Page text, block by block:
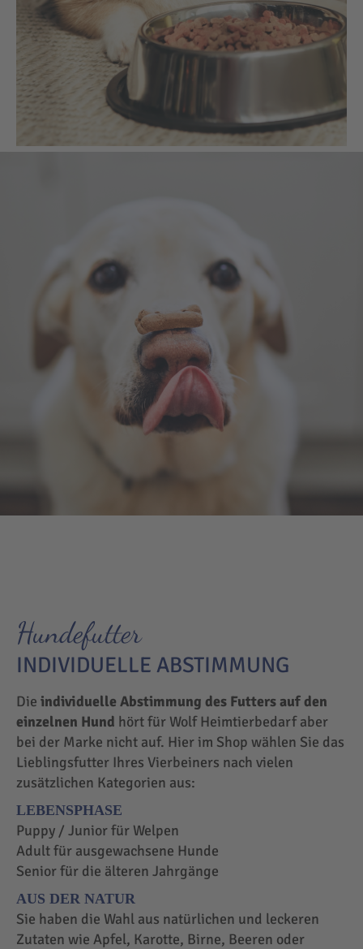
Hundefutter
INDIVIDUELLE ABSTIMMUNG
Die individuelle Abstimmung des Futters auf den
einzelnen Hund hört für Wolf Heimtierbedarf aber
bei der Marke nicht auf. Hier im Shop wählen Sie das
Lieblingsfutter Ihres Vierbeiners nach vielen
zusätzlichen Kategorien aus:
LEBENSPHASE
Puppy / Junior für Welpen
Adult für ausgewachsene Hunde
Senior für die älteren Jahrgänge
AUS DER NATUR
Sie haben die Wahl aus natürlichen und leckeren
Zutaten wie Apfel, Karotte, Birne, Beeren oder